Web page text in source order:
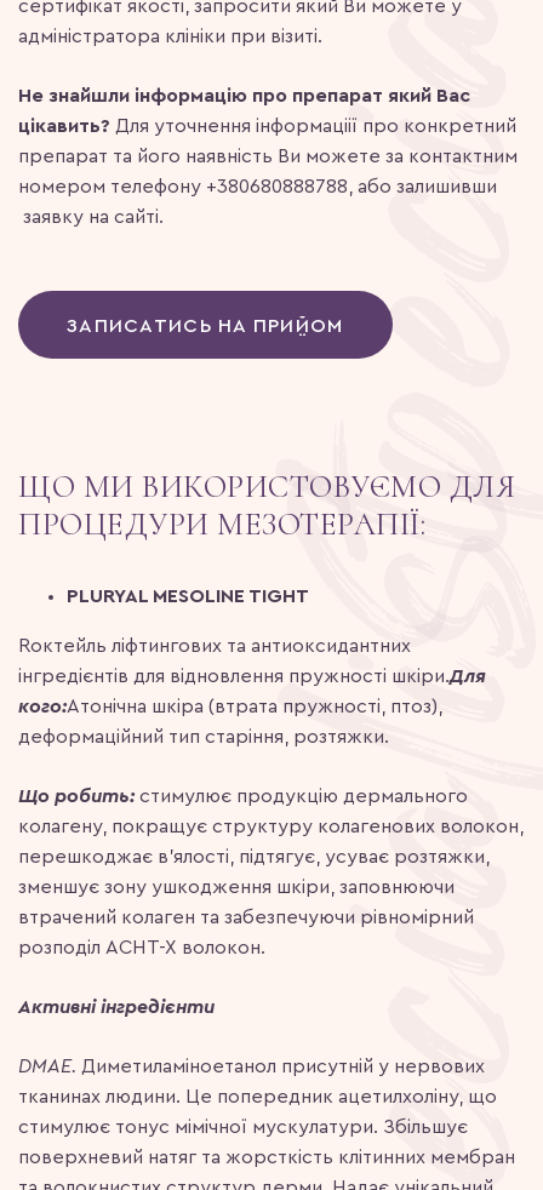
сертифікат якості, запросити який Ви можете у
адміністратора клініки при візиті.
Не знайшли інформацію про препарат який Вас
цікавить? Для уточнення інформаціії про конкретний
препарат та його наявність Ви можете за контактним
номером телефону +380680888788, або залишивши
заявку на сайті.
ЗАПИСАТИСЬ НА ПРИЙОМ
ЩО МИ ВИКОРИСТОВУЄМО ДЛЯ
ПРОЦЕДУРИ МЕЗОТЕРАПІЇ:
PLURYAL MESOLINE TIGHT
Rоктейль ліфтингових та антиоксидантних
інгредієнтів для відновлення пружності шкіри.Для
кого:Атонічна шкіра (втрата пружності, птоз),
деформаційний тип старіння, розтяжки.
Що робить:стимулює продукцію дермального
колагену, покращує структуру колагенових волокон,
перешкоджає в’ялості, підтягує, усуває розтяжки,
зменшує зону ушкодження шкіри, заповнюючи
втрачений колаген та забезпечуючи рівномірний
розподіл АСНТ-Х волокон.
Активні інгредієнти
DMAE. Диметиламіноетанол присутній у нервових
тканинах людини. Це попередник ацетилхоліну, що
стимулює тонус мімічної мускулатури. Збільшує
поверхневий натяг та жорсткість клітинних мембран